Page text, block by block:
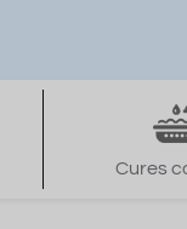
Cures